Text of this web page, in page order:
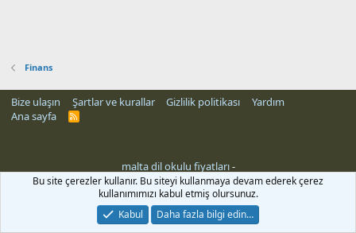
Finans
Bize ulaşın Şartlar ve kurallar Gizlilik politikası
Yardım
Ana sayfa
R
malta dil okulu fiyatları-
Bu site çerezler kullanır. Bu siteyi kullanmaya devam ederek çerez
kullanımımızı kabul etmiş olursunuz.
Kabul
Daha fazla bilgi edin…